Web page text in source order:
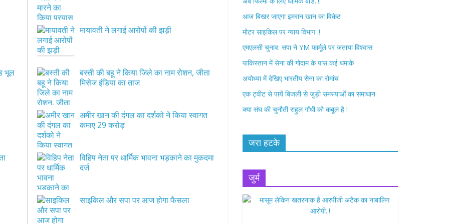
भूल
मायावती ने लगाई आरोपों की झड़ी
बस्ती की बहू ने किया जिले का नाम रोशन, जीता
मिसेज इंडिया का ताज
अमीर खान की दंगल का दर्शको ने किया स्वागत
कमाए 29 करोड़
विहिप नेता पर धार्मिक भावना भड़काने का मुकदमा
दर्ज
साइकिल और सपा पर आज होगा फैसला
o
k
r
आज बिखर जाएगा इमरान खान का विकेट
मोटर साइकिल पर न्याय विभाग .!
एमएलसी चुनाव: सपा ने YM फार्मूले पर जताया विश्वास
पाकिस्तान में सेना की गोदाम के पास कई धमाके
अयोध्या में देखिए भारतीय सेना का रोमांच
एक ट्वीट से पायें बिजली से जुड़ी समस्याओं का समाधान
क्या संघ की चुनौती राहुल गाँधी को कबूल है !
जरा हटके
जुर्म